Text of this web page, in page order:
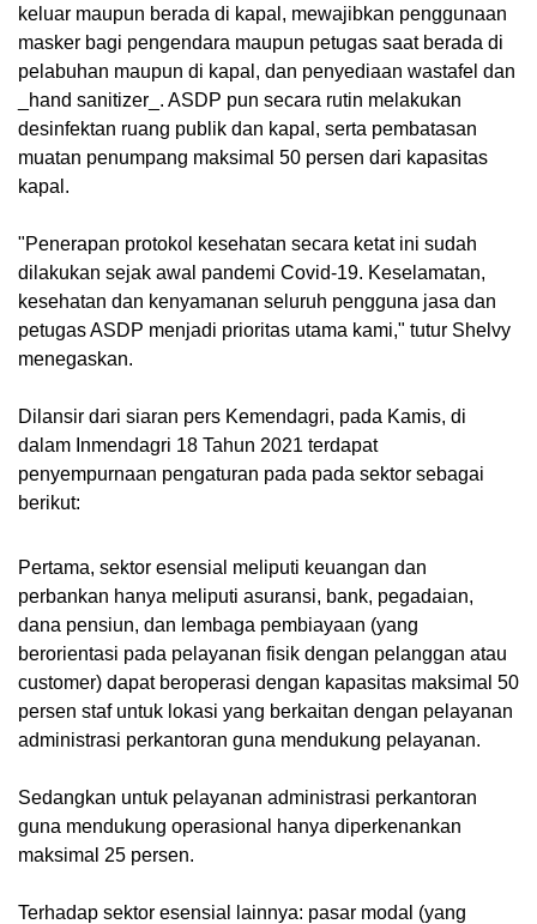
keluar maupun berada di kapal, mewajibkan penggunaan
masker bagi pengendara maupun petugas saat berada di
pelabuhan maupun di kapal, dan penyediaan wastafel dan
_hand sanitizer_. ASDP pun secara rutin melakukan
desinfektan ruang publik dan kapal, serta pembatasan
muatan penumpang maksimal 50 persen dari kapasitas
kapal.
"Penerapan protokol kesehatan secara ketat ini sudah
dilakukan sejak awal pandemi Covid-19. Keselamatan,
kesehatan dan kenyamanan seluruh pengguna jasa dan
petugas ASDP menjadi prioritas utama kami," tutur Shelvy
menegaskan.
Dilansir dari siaran pers Kemendagri, pada Kamis, di
dalam Inmendagri 18 Tahun 2021 terdapat
penyempurnaan pengaturan pada pada sektor sebagai
berikut:
Pertama, sektor esensial meliputi keuangan dan
perbankan hanya meliputi asuransi, bank, pegadaian,
dana pensiun, dan lembaga pembiayaan (yang
berorientasi pada pelayanan fisik dengan pelanggan atau
customer) dapat beroperasi dengan kapasitas maksimal 50
persen staf untuk lokasi yang berkaitan dengan pelayanan
administrasi perkantoran guna mendukung pelayanan.
Sedangkan untuk pelayanan administrasi perkantoran
guna mendukung operasional hanya diperkenankan
maksimal 25 persen.
Terhadap sektor esensial lainnya: pasar modal (yang